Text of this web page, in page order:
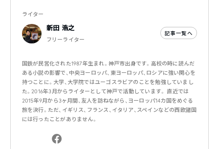
ライター
新田 浩之
フリーライター
記事一覧へ
国鉄が民営化された1987年生まれ。神戸市出身です。高校の時に読んだ
ある小説の影響で、中央ヨーロッパ、東ヨーロッパ、ロシアに強い関心を
持つことに。大学、大学院ではユーゴスラビアのことを勉強していまし
た。2016年3月からライターとして神戸で活動しています。 直近では
2015年9月から3ヶ月間、友人を訪ねながら、ヨーロッパ14カ国をめぐる
旅を決行。ただ、イギリス、フランス、イタリア、スペインなどの西欧諸国
には行ったことがありません。